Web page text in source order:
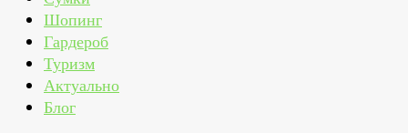
Шопинг
Гардероб
Туризм
Актуально
Блог